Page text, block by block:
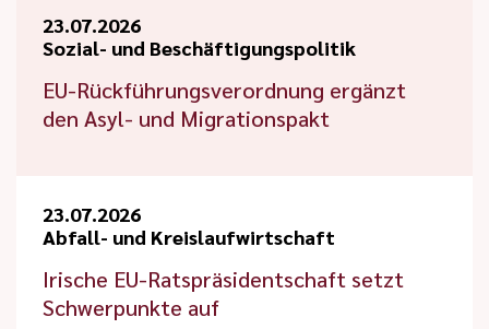
23.07.2026
Sozial- und Beschäftigungspolitik
EU-Rückführungsverordnung ergänzt
den Asyl- und Migrationspakt
23.07.2026
Abfall- und Kreislaufwirtschaft
Irische EU-Ratspräsidentschaft setzt
Schwerpunkte auf